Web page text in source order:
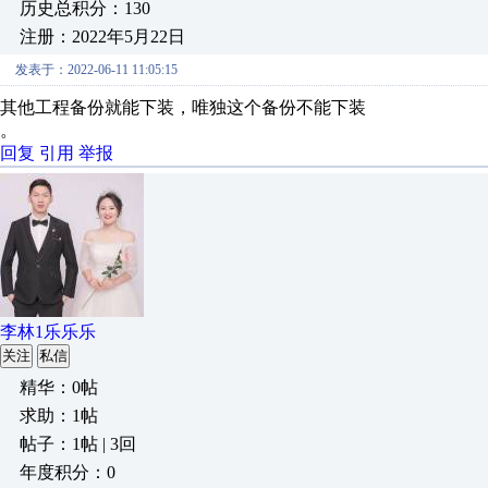
历史总积分：130
注册：2022年5月22日
发表于：2022-06-11 11:05:15
其他工程备份就能下装，唯独这个备份不能下装
。
回复 引用 举报
李林1乐乐乐
关注 私信
精华：0帖
求助：1帖
帖子：1帖 | 3回
年度积分：0